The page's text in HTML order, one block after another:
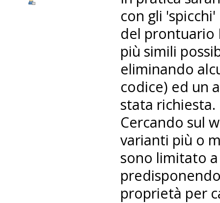
con gli
del prontuario
più simili
eliminando
codice) ed un
stata richiesta.
Cercando sul
varianti più o
sono limitato
proprietà per